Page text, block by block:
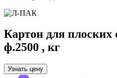
Картон для плоских
ф.2500 , кг
Узнать цену